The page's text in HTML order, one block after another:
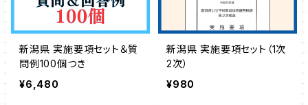
新潟県 実施要項セット＆質
問例100個つき
¥6,480
新潟県 実施要項セット（1次
2次）
¥980